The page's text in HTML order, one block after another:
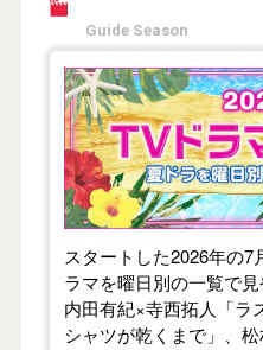
Guide Season
【2026年夏】TVド
スタートした2026年の7
ラマを曜日別の一覧で見
内田有紀×寺西拓人「ラ
シャツが乾くまで」、